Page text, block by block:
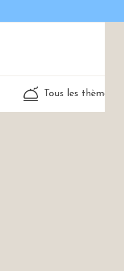
Tous les thèmes